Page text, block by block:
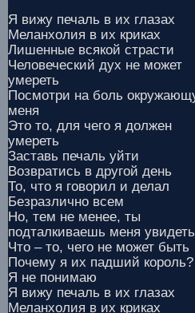
Я вижу печаль в их глазах
Меланхолия в их криках
Лишенные всякой страсти
Человеческий дух не может
умереть
Посмотри на боль
меня
Это то, для чего я должен
умереть
Заставь печаль уйти
Возвратись в другой день
То, что я говорил и делал
Безразлично всем
Но, тем не менее, ты
подталкиваешь меня увидеть
Что – то, чего не может быть
Почему я их падший король?
Я не понимаю
Я вижу печаль в их глазах
Меланхолия в их криках